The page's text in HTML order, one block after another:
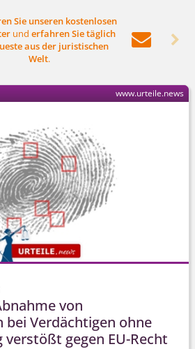
Sie unseren kostenlosen
und erfahren Sie täglich
aus der juristischen
Welt.
 
von
bei Verdächtigen ohne
verstößt gegen EU-Recht
www.urteile.news